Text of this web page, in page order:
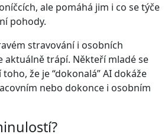
ale pomáhá jim i co se týče
pohody.
stravování i osobních
aktuálně trápí. Někteří mladé se
že je “dokonalá” AI dokáže
nebo dokonce i osobním